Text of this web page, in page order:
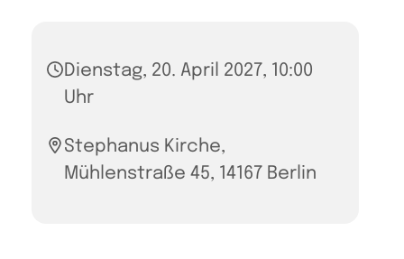
Dienstag, 20. April 2027, 10:00
Uhr
Stephanus Kirche,
Mühlenstraße 45, 14167 Berlin